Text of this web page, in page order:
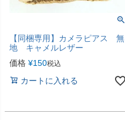
【同梱専用】カメラピアス 無
地 キャメルレザー
価格 ¥150税込
カートに入れる